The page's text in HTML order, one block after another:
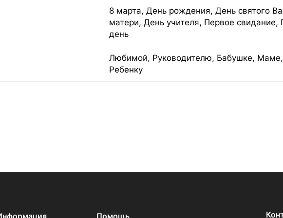
8 марта, День рождения, День святого
матери, День учителя, Первое свидание,
день
Любимой, Руководителю, Бабушке,
Ребенку
Помощь